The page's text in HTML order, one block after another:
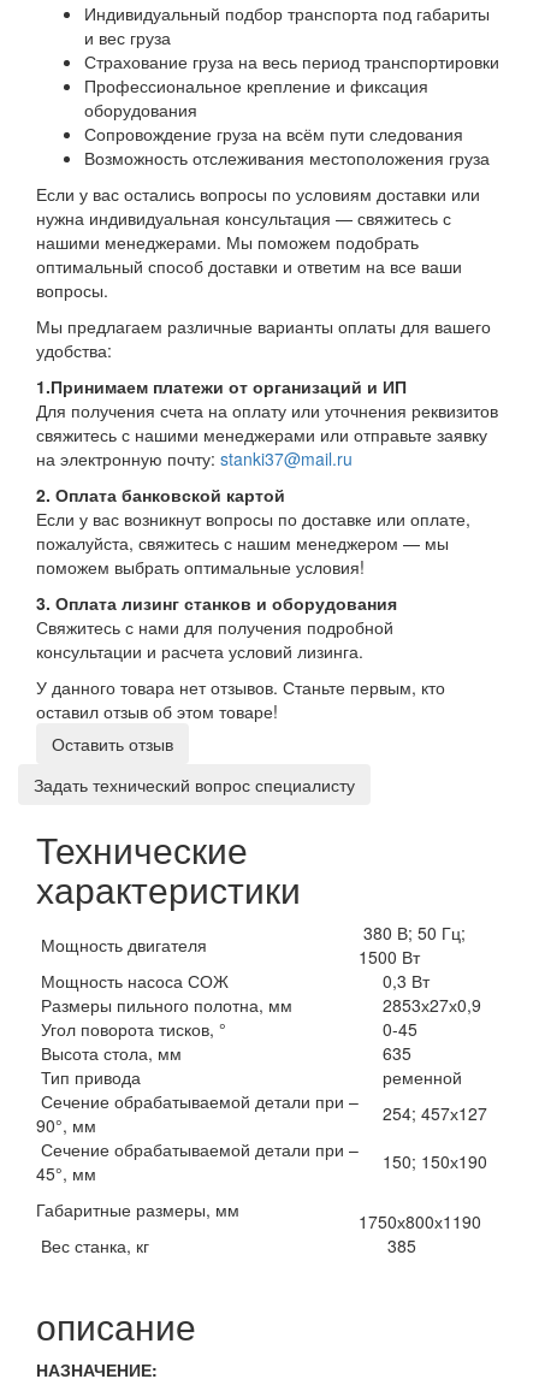
Индивидуальный подбор транспорта под габариты
и вес груза
Страхование груза на весь период транспортировки
Профессиональное крепление и фиксация
оборудования
Сопровождение груза на всём пути следования
Возможность отслеживания местоположения груза
Если у вас остались вопросы по условиям доставки или
нужна индивидуальная консультация — свяжитесь с
нашими менеджерами. Мы поможем подобрать
оптимальный способ доставки и ответим на все ваши
вопросы.
Мы предлагаем различные варианты оплаты для вашего
удобства:
1.Принимаем платежи от организаций и ИП
Для получения счета на оплату или уточнения реквизитов
свяжитесь с нашими менеджерами или отправьте заявку
на электронную почту: stanki37@mail.ru
2. Оплата банковской картой
Если у вас возникнут вопросы по доставке или оплате,
пожалуйста, свяжитесь с нашим менеджером — мы
поможем выбрать оптимальные условия!
3. Оплата лизинг станков и оборудования
Свяжитесь с нами для получения подробной
консультации и расчета условий лизинга.
У данного товара нет отзывов. Станьте первым, кто
оставил отзыв об этом товаре!
Оставить отзыв
Задать технический вопрос специалисту
Технические
характеристики
Мощность двигателя
380 В; 50 Гц;
1500 Вт
Мощность насоса СОЖ
0,3 Вт
Размеры пильного полотна, мм
2853х27х0,9
Угол поворота тисков, °
0-45
Высота стола, мм
635
Тип привода
ременной
Сечение обрабатываемой детали при –
90°, мм
254; 457х127
Сечение обрабатываемой детали при –
45°, мм
150; 150х190
Габаритные размеры, мм
1750х800х1190
Вес станка, кг
385
описание
НАЗНАЧЕНИЕ: